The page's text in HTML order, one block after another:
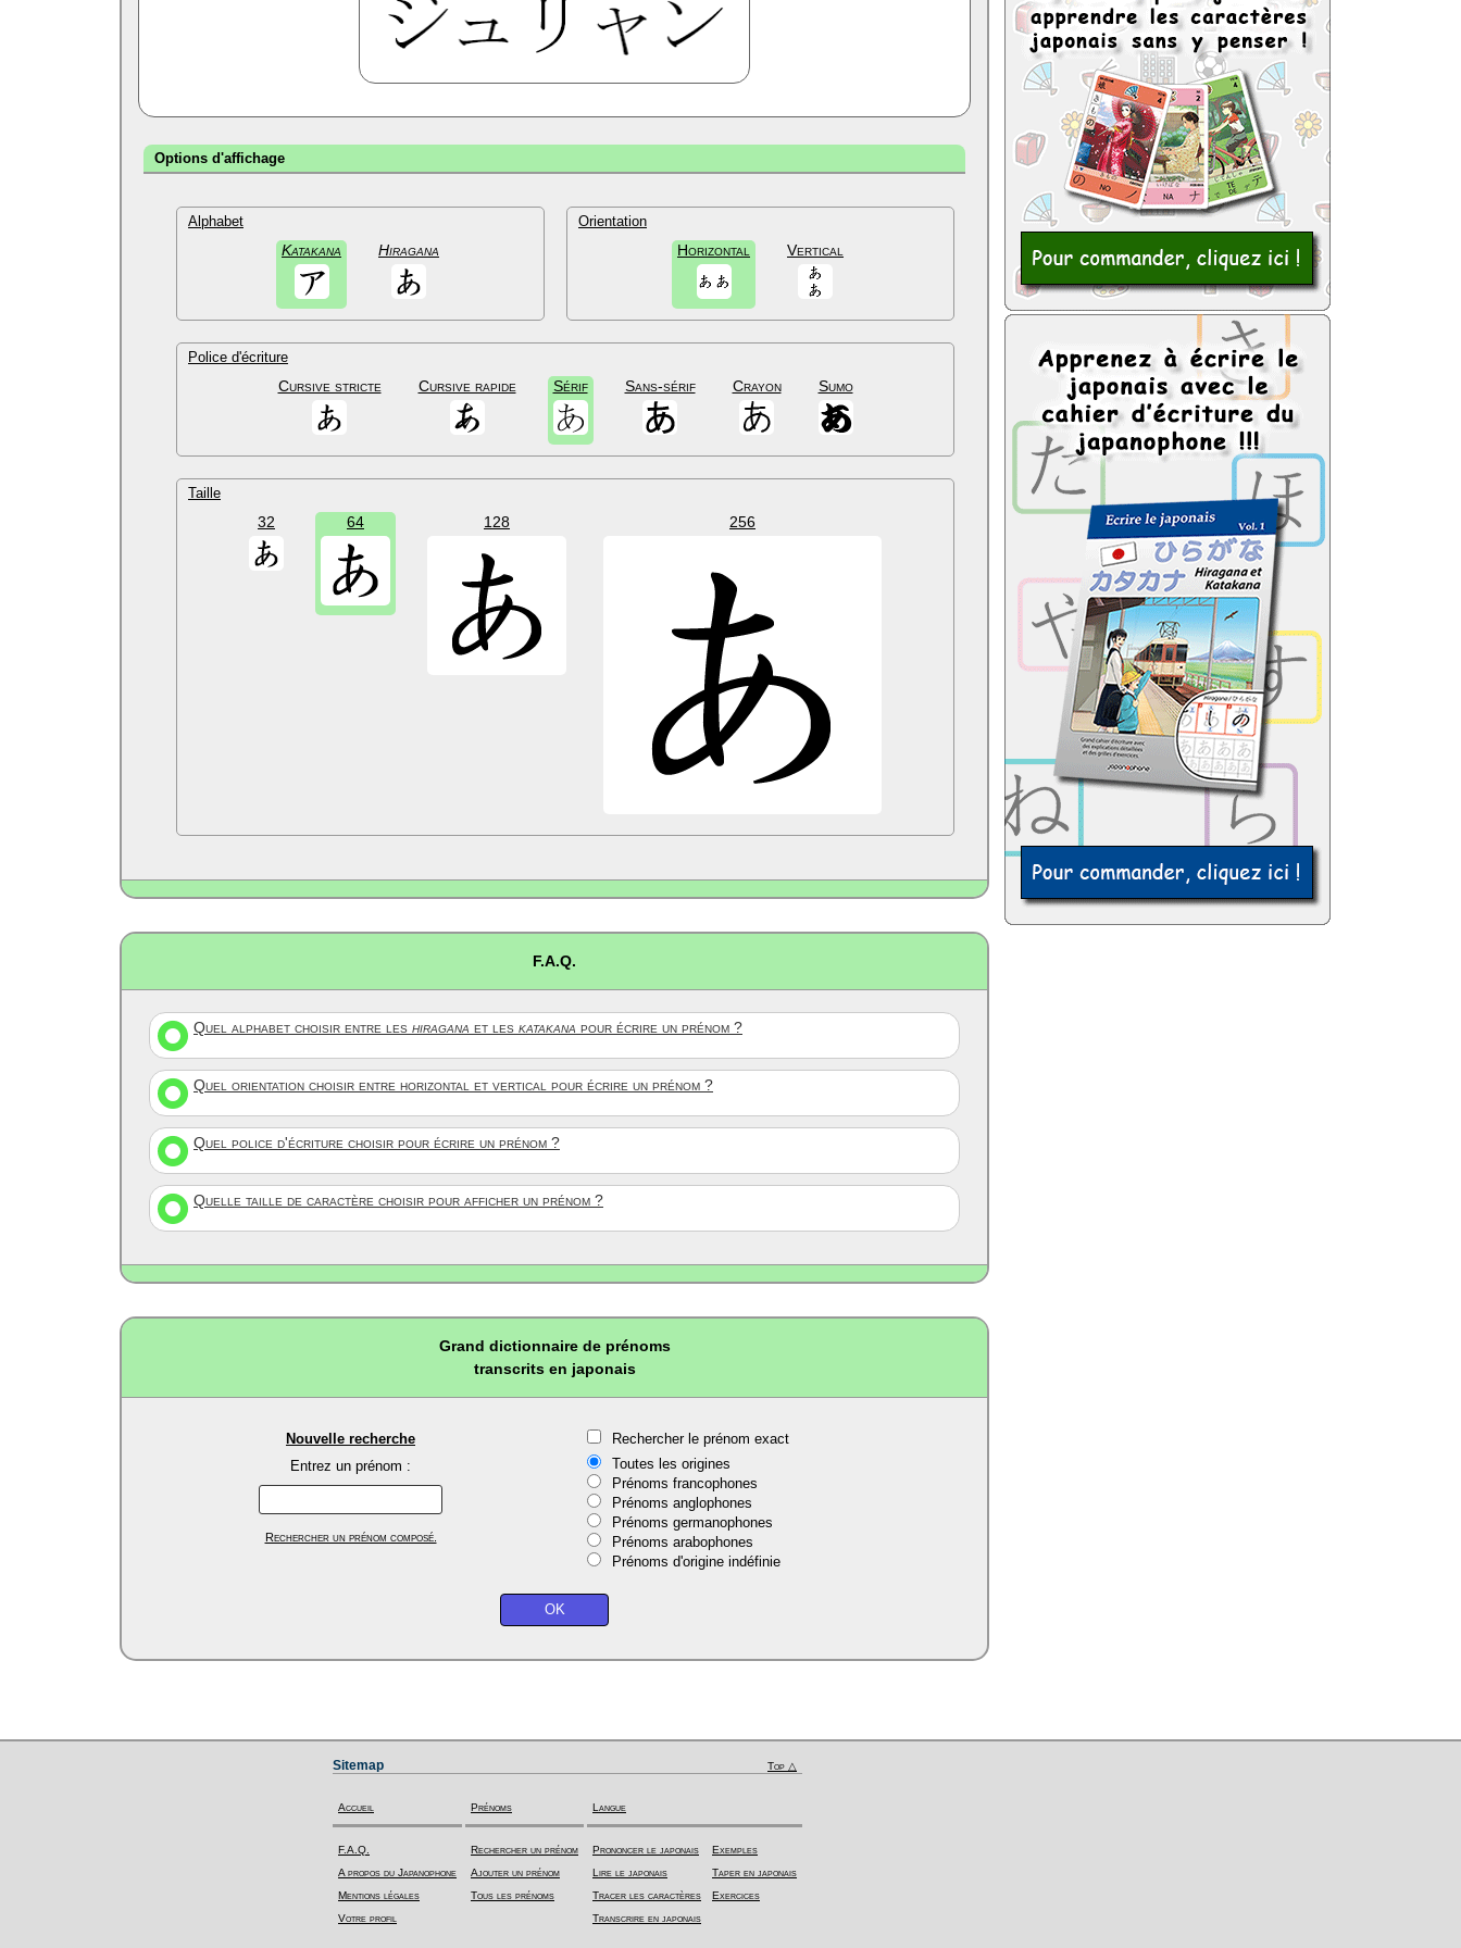
Options d'affichage
Alphabet
Katakana Hiragana
Orientation
Horizontal Vertical
Police d'écriture
Cursive stricte Cursive rapide Sérif Sans-sérif Crayon Sumo
Taille
32 64 128 256
F.A.Q.
Quel alphabet choisir entre les hiragana et les katakana pour écrire un prénom ?
Quel orientation choisir entre horizontal et vertical pour écrire un prénom ?
Quel police d'écriture choisir pour écrire un prénom ?
Quelle taille de caractère choisir pour afficher un prénom ?
Grand dictionnaire de prénoms
transcrits en japonais
Nouvelle recherche
Entrez un prénom :
Rechercher un prénom composé.
Rechercher le prénom exact
Toutes les origines
Prénoms francophones
Prénoms anglophones
Prénoms germanophones
Prénoms arabophones
Prénoms d'origine indéfinie
Sitemap Top △
Accueil
F.A.Q.
A propos du Japanophone
Mentions légales
Votre profil
Prénoms
Rechercher un prénom
Ajouter un prénom
Tous les prénoms
Langue
Prononcer le japonais
Lire le japonais
Tracer les caractères
Transcrire en japonais
Exemples
Taper en japonais
Exercices